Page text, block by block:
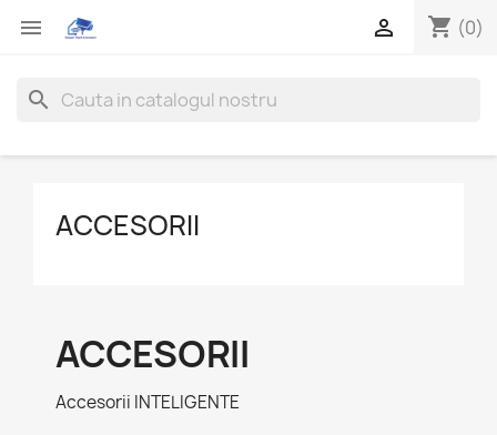
 shopping_cart (0)

search
ACCESORII
ACCESORII
Accesorii INTELIGENTE